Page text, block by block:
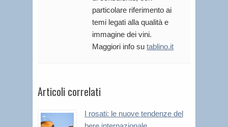
particolare riferimento ai
temi legati alla qualità e
immagine dei vini.
Maggiori info su tablino.it
Articoli correlati
I rosati: le nuove tendenze del